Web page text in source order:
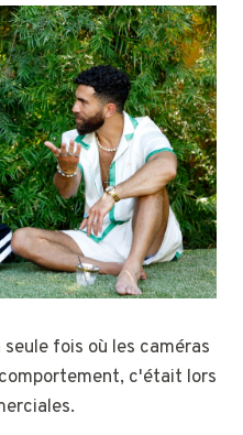
fois où les caméras
c'était lors